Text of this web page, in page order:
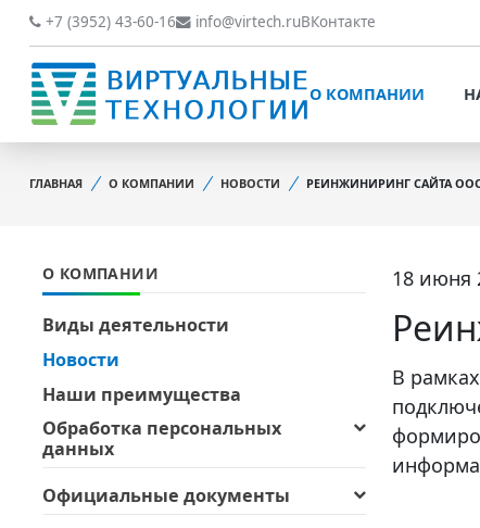
О КОМПАНИИ
ВИДЫ ДЕЯТЕЛЬНОСТИ
НОВОСТИ
НАШИ ПРЕИМУЩЕСТВА
ОФИЦИАЛЬНЫЕ
ДОКУМЕНТЫ
ОБРАТНАЯ СВЯЗЬ
ОТЗЫВЫ КЛИЕНТОВ
НАШИ РАБОТЫ
+7 (3952) 43-60-16 info@virtech.ruВКонтакте
О КОМПАНИИ
ОБРАБОТКА
ОФИЦИАЛЬНЫЕ
ОБРАТНАЯ СВЯЗЬ
ОТЗЫВЫ КЛИЕНТОВ
ГЛАВНАЯ О КОМПАНИИ НОВОСТИ РЕИНЖИНИРИНГ САЙТА
18 июня
В
О КОМПАНИИ
Виды деятельности
Новости
Наши преимущества
Обработка персональных
данных
Официальные документы